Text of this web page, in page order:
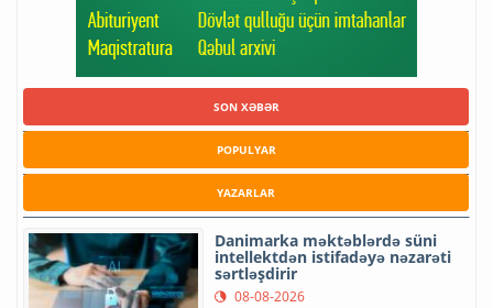
SON XƏBƏR
POPULYAR
YAZARLAR
Danimarka məktəblərdə süni
intellektdən istifadəyə nəzarəti
sərtləşdirir
08-08-2026